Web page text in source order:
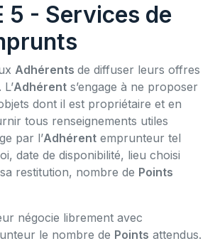
5 - Services de
Adhérents de diffuser leurs offres
Adhérent s’engage à ne proposer
dont il est propriétaire et en
tous renseignements utiles
par l’Adhérent emprunteur tel
date de disponibilité, lieu choisi
restitution, nombre de Points
négocie librement avec
le nombre de Points attendus.